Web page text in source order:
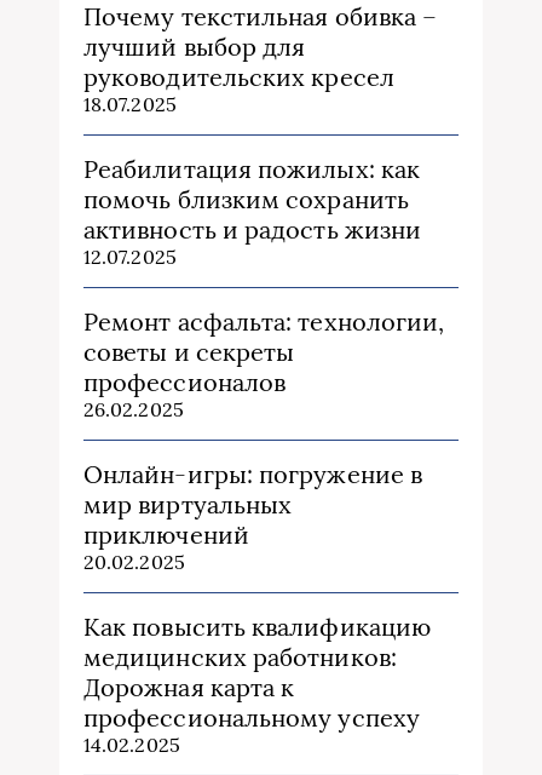
Почему текстильная обивка –
лучший выбор для
руководительских кресел
18.07.2025
Реабилитация пожилых: как
помочь близким сохранить
активность и радость жизни
12.07.2025
Ремонт асфальта: технологии,
советы и секреты
профессионалов
26.02.2025
Онлайн-игры: погружение в
мир виртуальных
приключений
20.02.2025
Как повысить квалификацию
медицинских работников:
Дорожная карта к
профессиональному успеху
14.02.2025